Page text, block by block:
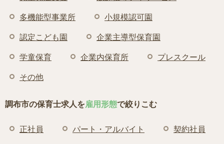
多機能型事業所 小規模認可園
認定こども園 企業主導型保育園
学童保育 企業内保育所 プレスクール
その他
調布市の保育士求人を雇用形態で絞りこむ
正社員 パート・アルバイト 契約社員